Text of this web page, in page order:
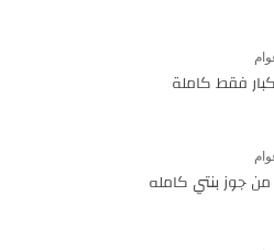
فقط كاملة
من جوز بنتي كامله